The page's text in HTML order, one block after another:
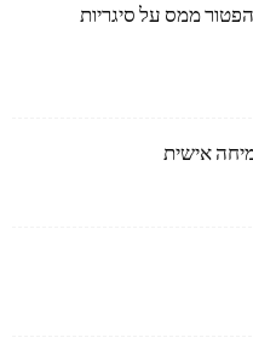
הפטור ממס על סיגריות
אישית